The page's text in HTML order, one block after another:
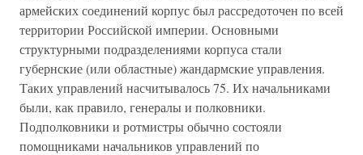
армейских соединений корпус был рассредоточен по всей
территории Российской империи. Основными
структурными подразделениями корпуса стали
губернские (или областные) жандармские управления.
Таких управлений насчитывалось 75. Их начальниками
были, как правило, генералы и полковники.
Подполковники и ротмистры обычно состояли
помощниками начальников управлений по